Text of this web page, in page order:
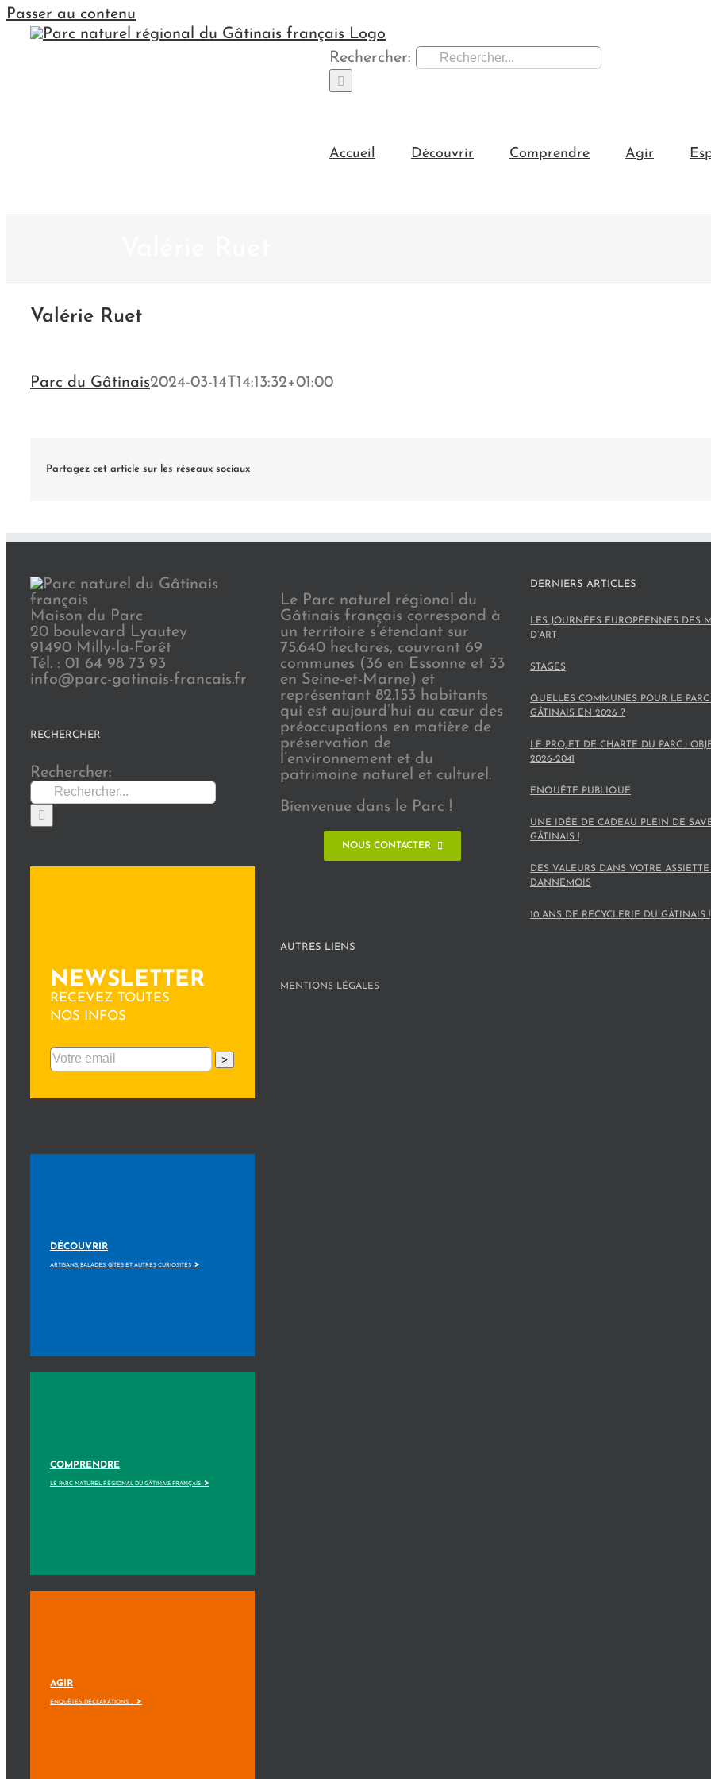
Passer au contenu
Rechercher:
Accueil Découvrir Comprendre Agir
Valérie Ruet
Parc du Gâtinais2024-03-14T14:13:32+01:00
Partagez cet article sur les réseaux sociaux
Maison du Parc
20 boulevard Lyautey
91490 Milly-la-Forêt
Tél. : 01 64 98 73 93
info@parc-gatinais-francais.fr
RECHERCHER
Rechercher:
NEWSLETTER
RECEVEZ TOUTES
NOS INFOS
>
DÉCOUVRIR
ARTISANS, BALADES, GÎTES ET AUTRES CURIOSITÉS >
COMPRENDRE
LE PARC NATUREL RÉGIONAL DU GÂTINAIS FRANÇAIS >
AGIR
ENQUÊTES, DÉCLARATIONS, ... >
Le Parc naturel régional du
Gâtinais français correspond à
un territoire s’étendant sur
75.640 hectares, couvrant 69
communes (36 en Essonne et 33
en Seine-et-Marne) et
représentant 82.153 habitants
qui est aujourd’hui au cœur des
préoccupations en matière de
préservation de
l’environnement et du
patrimoine naturel et culturel.
Bienvenue dans le Parc !
NOUS CONTACTER
DERNIERS ARTICLES
LES JOURNÉES EUROPÉENNES DES
D’ART
STAGES
QUELLES COMMUNES POUR LE PARC
GÂTINAIS EN 2026 ?
LE PROJET DE CHARTE DU PARC :
2026-2041
ENQUÊTE PUBLIQUE
UNE IDÉE DE CADEAU PLEIN DE
GÂTINAIS !
DES VALEURS DANS VOTRE
DANNEMOIS
10 ANS DE RECYCLERIE DU GÂTINAIS !
AUTRES LIENS
MENTIONS LÉGALES